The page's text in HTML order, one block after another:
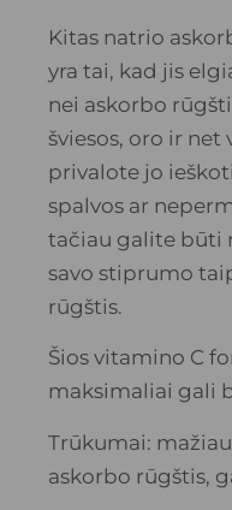
Kitas natrio
yra tai, kad jis
nei askorbo
šviesos, oro ir net
privalote jo
spalvos ar
tačiau galite būti
savo stiprumo
rūgštis.
Šios vitamino C
maksimaliai gali
Trūkumai:
askorbo rūgštis,